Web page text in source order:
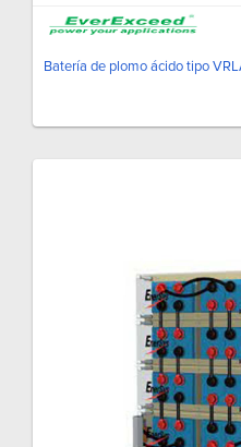
Batería de plomo ácido tipo